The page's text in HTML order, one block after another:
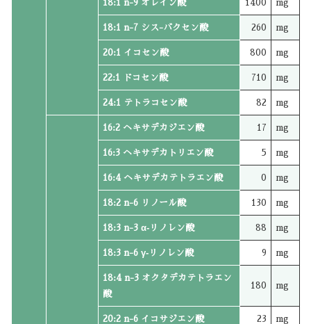
18:1 n-9 オレイン酸 1400 mg
18:1 n-7 シス-バクセン酸 260 mg
20:1 イコセン酸 800 mg
22:1 ドコセン酸 710 mg
24:1 テトラコセン酸 82 mg
16:2 ヘキサデカジエン酸 17 mg
16:3 ヘキサデカトリエン酸 5 mg
16:4 ヘキサデカテトラエン酸 0 mg
18:2 n-6 リノール酸 130 mg
18:3 n-3 α‐リノレン酸 88 mg
18:3 n-6 γ‐リノレン酸 9 mg
18:4 n-3 オクタデカテトラエン
酸
180 mg
20:2 n-6 イコサジエン酸 23 mg